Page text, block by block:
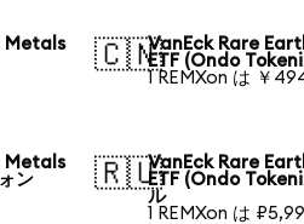
Metals
🇨🇳VanEck Rare
ETF (Ondo
1 REMXon は ￥
Metals
ン
🇷🇺VanEck Rare
ETF (Ondo
ル
1 REMXon は